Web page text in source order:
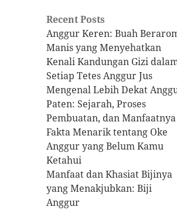
Recent Posts
Anggur Keren: Buah
Manis yang Menyehatkan
Kenali Kandungan Gizi
Setiap Tetes Anggur Jus
Mengenal Lebih Dekat
Paten: Sejarah, Proses
Pembuatan, dan Manfaatnya
Fakta Menarik tentang Oke
Anggur yang Belum Kamu
Ketahui
Manfaat dan Khasiat Bijinya
yang Menakjubkan: Biji
Anggur